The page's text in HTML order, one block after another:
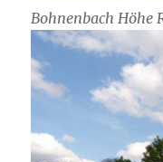
Bohnenbach Höhe